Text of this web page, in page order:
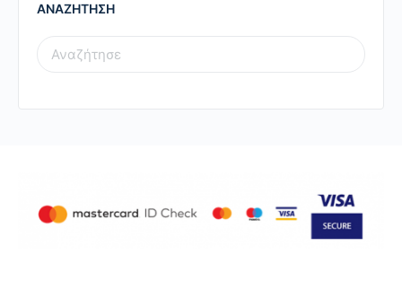
ΑΝΑΖΗΤΗΣΗ
SEARCH
FOR: